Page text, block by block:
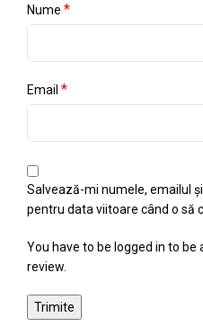
Nume *
Email *
Salvează-mi numele, emailul
pentru data viitoare când o să
You have to be logged in to
review.